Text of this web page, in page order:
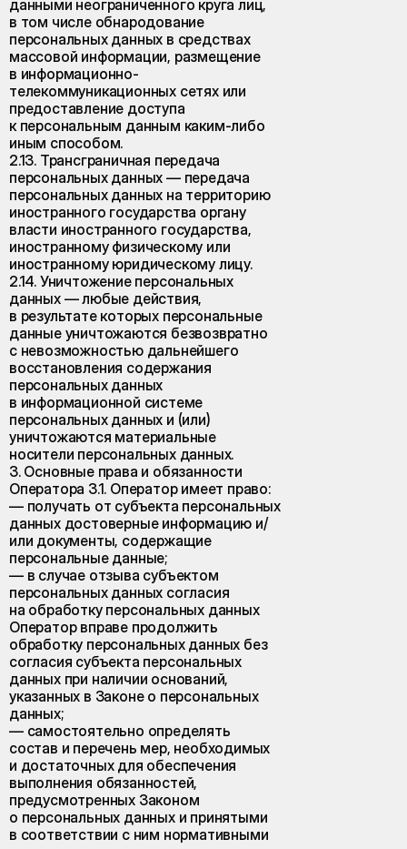
данными неограниченного круга лиц,
в том числе обнародование
персональных данных в средствах
массовой информации, размещение
в информационно-
телекоммуникационных сетях или
предоставление доступа
к персональным данным каким-либо
иным способом.
2.13. Трансграничная передача
персональных данных — передача
персональных данных на территорию
иностранного государства органу
власти иностранного государства,
иностранному физическому или
иностранному юридическому лицу.
2.14. Уничтожение персональных
данных — любые действия,
в результате которых персональные
данные уничтожаются безвозвратно
с невозможностью дальнейшего
восстановления содержания
персональных данных
в информационной системе
персональных данных и (или)
уничтожаются материальные
носители персональных данных.
3. Основные права и обязанности
Оператора 3.1. Оператор имеет право:
— получать от субъекта персональных
данных достоверные информацию и/
или документы, содержащие
персональные данные;
— в случае отзыва субъектом
персональных данных согласия
на обработку персональных данных
Оператор вправе продолжить
обработку персональных данных без
согласия субъекта персональных
данных при наличии оснований,
указанных в Законе о персональных
данных;
— самостоятельно определять
состав и перечень мер, необходимых
и достаточных для обеспечения
выполнения обязанностей,
предусмотренных Законом
о персональных данных и принятыми
в соответствии с ним нормативными